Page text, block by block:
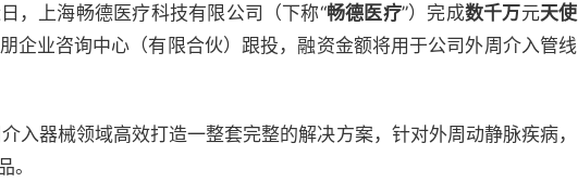
，上海畅德医疗科技有限公司（下称“畅德医疗”）完成数千万元天使
企业咨询中心（有限合伙）跟投，融资金额将用于公司外周介入管线
入器械领域高效打造一整套完整的解决方案，针对外周动静脉疾病，
。